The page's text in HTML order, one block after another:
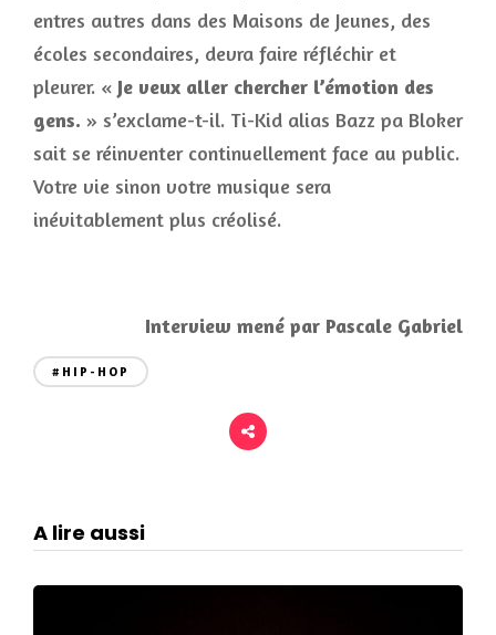
entres autres dans des Maisons de Jeunes, des
écoles secondaires, devra faire réfléchir et
pleurer. « Je veux aller chercher l’émotion des
gens. » s’exclame-t-il. Ti-Kid alias Bazz pa Bloker
sait se réinventer continuellement face au public.
Votre vie sinon votre musique sera
inévitablement plus créolisé.
Interview mené par Pascale Gabriel
#HIP-HOP
A lire aussi